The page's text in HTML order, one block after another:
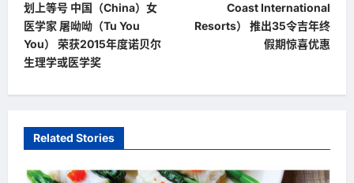
s
t
n
a
i
g
划上等号 中国（China）女
医学家 屠呦呦（Tu You
You） 荣获2015年度诺贝尔
生理学或医学奖
Coast International
Resorts） 推出35令吉年终
假期惊喜优惠
Related Stories